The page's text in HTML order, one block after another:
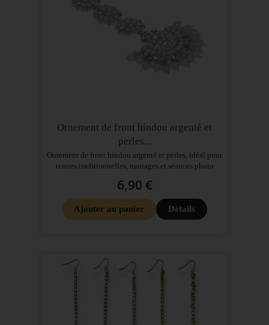
Ornement de front hindou argenté et
perles...
Ornement de front hindou argenté et perles, idéal pour
tenues traditionnelles, mariages et séances photo
6,90 €
Ajouter au panier Détails